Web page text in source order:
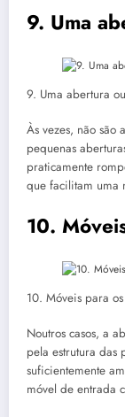
9. Uma
9. Uma abertura
Às vezes, não são
pequenas
praticamente
que facilitam uma
10.
10. Móveis para
Noutros casos, a
pela estrutura das
suficientemente
móvel de entrada